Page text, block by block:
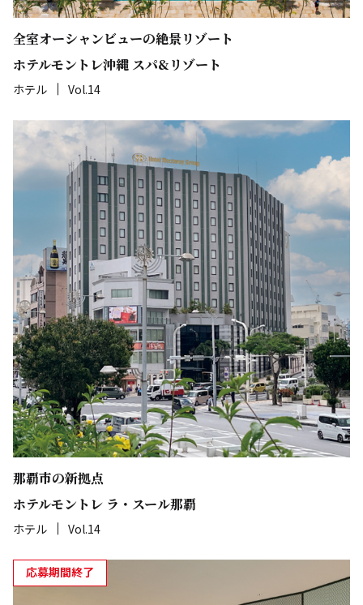
全室オーシャンビューの絶景リゾート
ホテルモントレ沖縄 スパ&リゾート
ホテル Vol.14
那覇市の新拠点
ホテルモントレ ラ・スール那覇
ホテル Vol.14
応募期間終了